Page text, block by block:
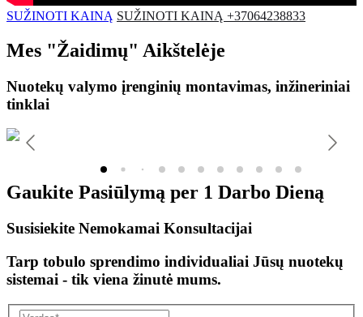
SUŽINOTI KAINĄ SUŽINOTI KAINĄ +37064238833
Mes "Žaidimų" Aikštelėje
Nuotekų valymo įrenginių montavimas, inžineriniai
tinklai
Gaukite Pasiūlymą per 1 Darbo Dieną
Susisiekite Nemokamai Konsultacijai
Tarp tobulo sprendimo individualiai Jūsų nuotekų
sistemai - tik viena žinutė mums.